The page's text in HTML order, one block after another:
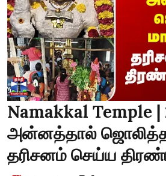
Namakkal Temple
அன்னத்தால் ஜொலித்த
தரிசனம் செய்ய